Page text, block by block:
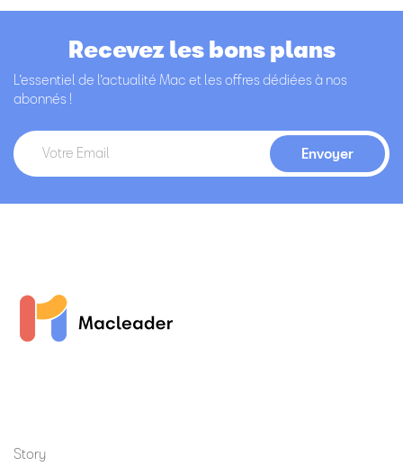
Recevez les bons plans
L’essentiel de l’actualité Mac et les offres dédiées à nos
abonnés !
Story